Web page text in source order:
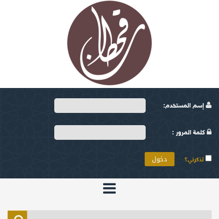
إسم المستخدم:
كلمة المرور :
تذكرني؟